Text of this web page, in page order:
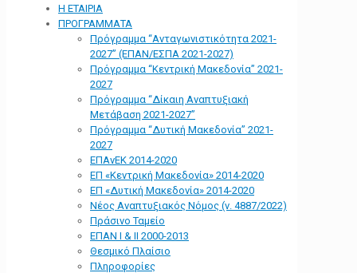
Η ΕΤΑΙΡΙΑ
ΠΡΟΓΡΑΜΜΑΤΑ
Πρόγραμμα “Ανταγωνιστικότητα 2021-
2027” (ΕΠΑΝ/ΕΣΠΑ 2021-2027)
Πρόγραμμα “Κεντρική Μακεδονία” 2021-
2027
Πρόγραμμα “Δίκαιη Αναπτυξιακή
Μετάβαση 2021-2027”
Πρόγραμμα “Δυτική Μακεδονία” 2021-
2027
ΕΠΑνΕΚ 2014-2020
ΕΠ «Kεντρική Μακεδονία» 2014-2020
ΕΠ «Δυτική Μακεδονία» 2014-2020
Νέος Αναπτυξιακός Νόμος (ν. 4887/2022)
Πράσινο Ταμείο
ΕΠΑΝ Ι & ΙΙ 2000-2013
Θεσμικό Πλαίσιο
Πληροφορίες